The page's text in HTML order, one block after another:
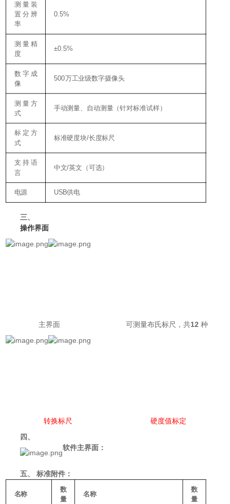
测量装
置分辨
率
0.5%
测量精
度
±0.5%
数字成
像
500 万工业级数字摄像头
测量方
式
手动测量、自动测量（针对标准试样）
标定方
式
标准硬度块/长度标尺
支持语
言
中文/英文（可选）
电源 USB供电
三、
操作界面
主界面 可测量布氏标尺，共12种
转换标尺 硬度值标定
四、
软件主界面：
五、标准附件：
名称
数
量
名称
数
量